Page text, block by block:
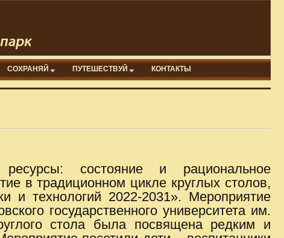
СОХРАНЯЙ ПУТЕШЕСТВУЙ КОНТАКТЫ
состояние и рациональное
в традиционном цикле круглых столов,
и технологий 2022-2031». Мероприятие
государственного университета им.
стола была посвящена редким и